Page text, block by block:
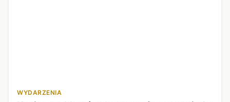
WYDARZENIA